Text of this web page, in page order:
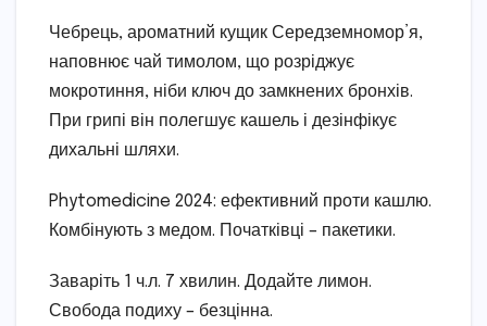
Чебрець, ароматний кущик Середземномор’я,
наповнює чай тимолом, що розріджує
мокротиння, ніби ключ до замкнених бронхів.
При грипі він полегшує кашель і дезінфікує
дихальні шляхи.
Phytomedicine 2024: ефективний проти кашлю.
Комбінують з медом. Початківці – пакетики.
Заваріть 1 ч.л. 7 хвилин. Додайте лимон.
Свобода подиху – безцінна.